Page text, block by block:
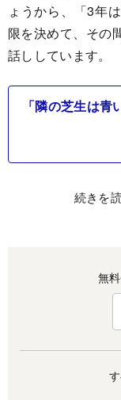
ょうから、「3年
限を決めて、その
話ししています。
「隣の芝生は
続きを
無